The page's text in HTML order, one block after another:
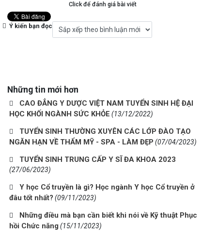
Click để đánh giá bài viết
Ý kiến bạn đọc
Những tin mới hơn
CAO ĐẲNG Y DƯỢC VIỆT NAM TUYỂN SINH HỆ ĐẠI
HỌC KHỐI NGÀNH SỨC KHỎE (13/12/2022)
TUYỂN SINH THƯỜNG XUYÊN CÁC LỚP ĐÀO TẠO
NGĂN HẠN VỀ THẨM MỸ - SPA - LÀM ĐẸP (07/04/2023)
TUYỂN SINH TRUNG CẤP Y SĨ ĐA KHOA 2023
(27/06/2023)
Y học Cổ truyền là gì? Học ngành Y học Cổ truyền ở
đâu tốt nhất? (09/11/2023)
Những điều mà bạn cần biết khi nói về Kỹ thuật Phục
hồi Chức năng (15/11/2023)